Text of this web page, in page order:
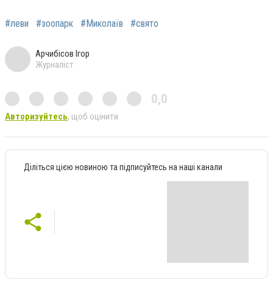
#леви #зоопарк #Миколаїв #свято
Арчибісов Ігор
Журналіст
0,0
Авторизуйтесь, щоб оцінити
Діліться цією новиною та підписуйтесь на наші канали